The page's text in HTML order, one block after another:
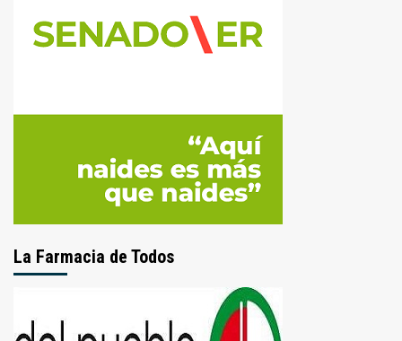
La Farmacia de Todos